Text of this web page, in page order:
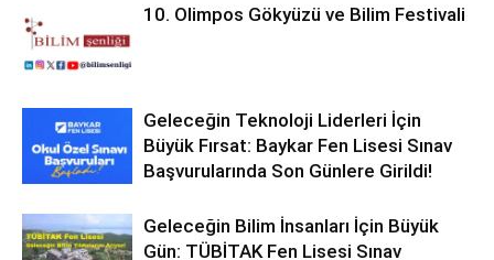
10. Olimpos Gökyüzü ve Bilim Festivali
Geleceğin Teknoloji Liderleri İçin
Büyük Fırsat: Baykar Fen Lisesi Sınav
Başvurularında Son Günlere Girildi!
Geleceğin Bilim İnsanları İçin Büyük
Gün: TÜBİTAK Fen Lisesi Sınav